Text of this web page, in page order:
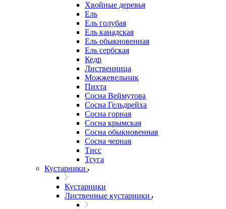
Хвойные деревья
Ель
Ель голубая
Ель канадская
Ель обыкновенная
Ель сербская
Кедр
Лиственница
Можжевельник
Пихта
Сосна Веймутова
Сосна Гельдрейха
Сосна горная
Сосна крымская
Сосна обыкновенная
Сосна черная
Тисс
Тсуга
Кустарники
Кустарники
Лиственные кустарники